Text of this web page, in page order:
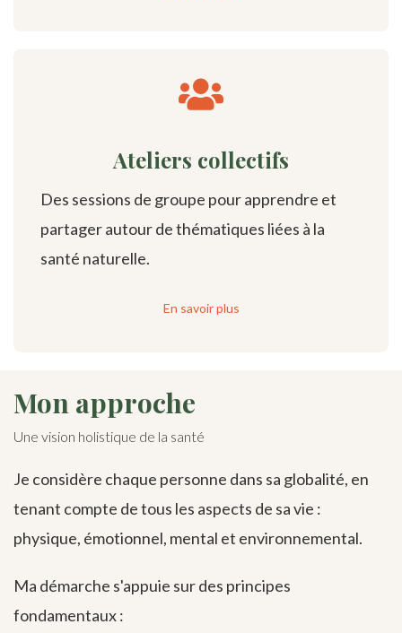
Ateliers collectifs
Des sessions de groupe pour apprendre et
partager autour de thématiques liées à la
santé naturelle.
En savoir plus
Mon approche
Une vision holistique de la santé
Je considère chaque personne dans sa globalité, en
tenant compte de tous les aspects de sa vie :
physique, émotionnel, mental et environnemental.
Ma démarche s'appuie sur des principes
fondamentaux :